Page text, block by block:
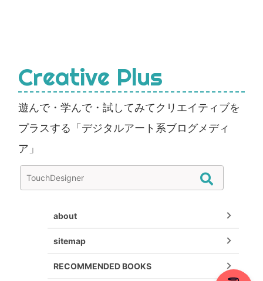
Creative Plus
遊んで・学んで・試してみてクリエイティブを
プラスする「デジタルアート系ブログメディ
ア」
about
sitemap
RECOMMENDED BOOKS